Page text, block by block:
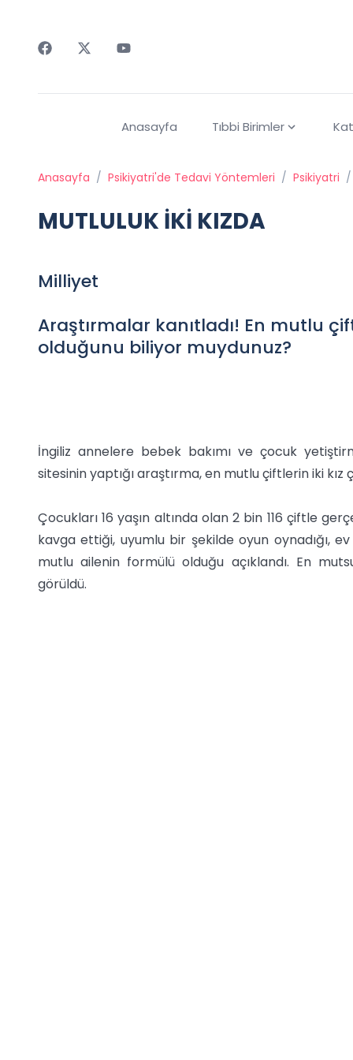
Anasayfa Tıbbi Birimler
Anasayfa / Psikiyatri'de Tedavi Yöntemleri / Psikiyatri /
MUTLULUK İKİ KIZDA
Milliyet
Araştırmalar kanıtladı! En mutlu
olduğunu biliyor muydunuz?
İngiliz annelere bebek bakımı ve çocuk
sitesinin yaptığı araştırma, en mutlu çiftlerin iki
Çocukları 16 yaşın altında olan 2 bin 116 çiftle
kavga ettiği, uyumlu bir şekilde oyun oynadığı,
mutlu ailenin formülü olduğu açıklandı. En
görüldü.